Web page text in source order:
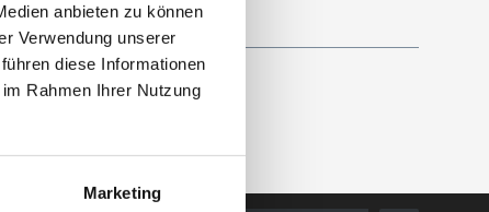
anbieten zu können
Verwendung unserer
diese Informationen
Rahmen Ihrer Nutzung
Marketing